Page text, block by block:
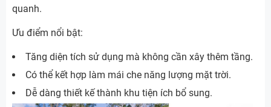
quanh.
Ưu điểm nổi bật:
Tăng diện tích sử dụng mà không cần xây thêm tầng.
Có thể kết hợp làm mái che năng lượng mặt trời.
Dễ dàng thiết kế thành khu tiện ích bổ sung.